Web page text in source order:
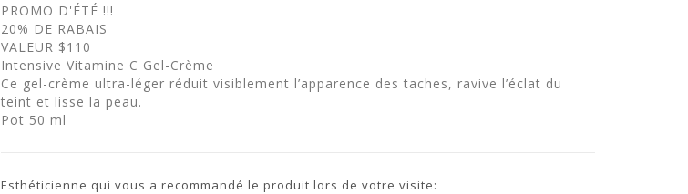
PROMO D'ÉTÉ !!!
20% DE RABAIS
VALEUR $110
Intensive Vitamine C Gel-Crème
Ce gel-crème ultra-léger réduit visiblement l’apparence des taches, ravive l’éclat du
teint et lisse la peau.
Pot 50 ml
Esthéticienne qui vous a recommandé le produit lors de votre visite: